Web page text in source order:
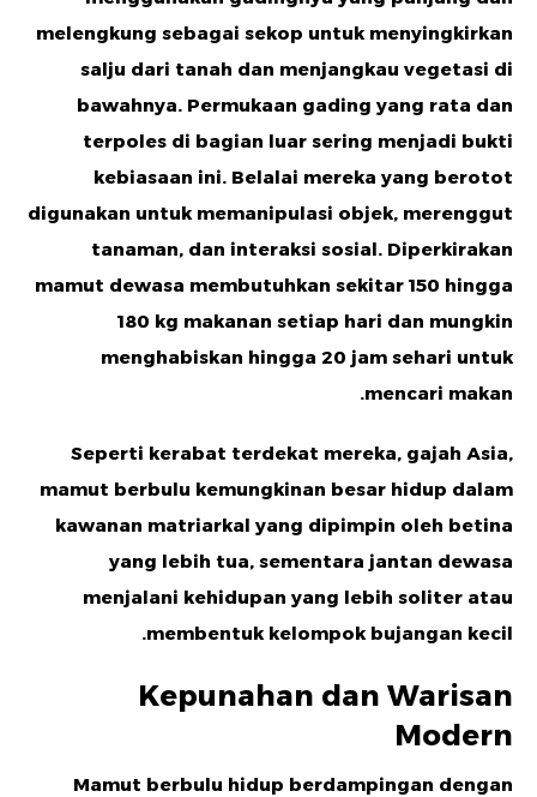
melengkung sebagai sekop untuk menyingkirkan
salju dari tanah dan menjangkau vegetasi di
bawahnya. Permukaan gading yang rata dan
terpoles di bagian luar sering menjadi bukti
kebiasaan ini. Belalai mereka yang berotot
digunakan untuk memanipulasi objek, merenggut
tanaman, dan interaksi sosial. Diperkirakan
mamut dewasa membutuhkan sekitar 150 hingga
180 kg makanan setiap hari dan mungkin
menghabiskan hingga 20 jam sehari untuk
mencari makan.
Seperti kerabat terdekat mereka, gajah Asia,
mamut berbulu kemungkinan besar hidup dalam
kawanan matriarkal yang dipimpin oleh betina
yang lebih tua, sementara jantan dewasa
menjalani kehidupan yang lebih soliter atau
membentuk kelompok bujangan kecil.
Kepunahan dan Warisan
Modern
Mamut berbulu hidup berdampingan dengan